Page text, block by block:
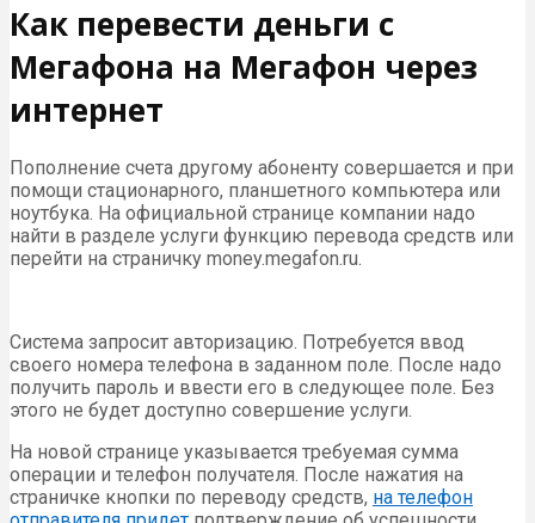
Как перевести деньги с
Мегафона на Мегафон через
интернет
Пополнение счета другому абоненту совершается и при
помощи стационарного, планшетного компьютера или
ноутбука. На официальной странице компании надо
найти в разделе услуги функцию перевода средств или
перейти на страничку money.megafon.ru.
Система запросит авторизацию. Потребуется ввод
своего номера телефона в заданном поле. После надо
получить пароль и ввести его в следующее поле. Без
этого не будет доступно совершение услуги.
На новой странице указывается требуемая сумма
операции и телефон получателя. После нажатия на
страничке кнопки по переводу средств, на телефон